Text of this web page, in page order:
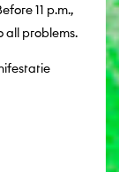
11 p.m.,
all problems.